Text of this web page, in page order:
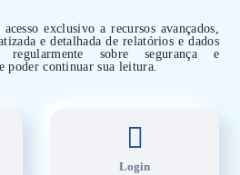
exclusivo a recursos avançados,
e detalhada de relatórios e dados
regularmente sobre segurança e
poder continuar sua leitura.
Login